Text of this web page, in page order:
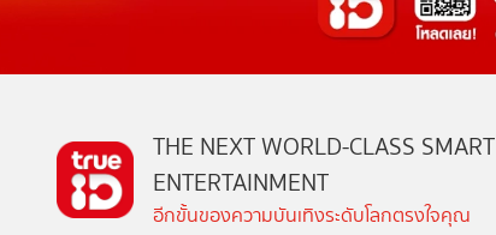
THE NEXT WORLD-CLASS SMART
ENTERTAINMENT
อีกขั้นของความบันเทิงระดับโลกตรงใจคุณ